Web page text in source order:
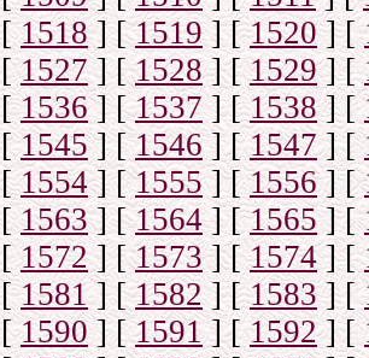
[1518] [1519] [1520] [
[1527] [1528] [1529] [
[1536] [1537] [1538] [
[1545] [1546] [1547] [
[1554] [1555] [1556] [
[1563] [1564] [1565] [
[1572] [1573] [1574] [
[1581] [1582] [1583] [
[1590] [1591] [1592] [